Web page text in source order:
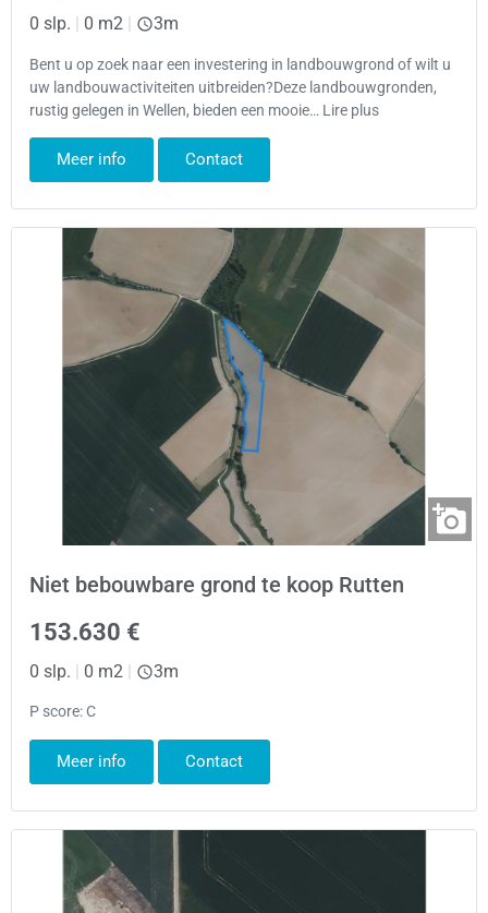
0 slp. | 0 m2 | 3m
Bent u op zoek naar een investering in landbouwgrond of wilt u
uw landbouwactiviteiten uitbreiden?Deze landbouwgronden,
rustig gelegen in Wellen, bieden een mooie… Lire plus
Meer info Contact
Niet bebouwbare grond te koop Rutten
153.630 €
0 slp. | 0 m2 | 3m
P score: C
Meer info Contact